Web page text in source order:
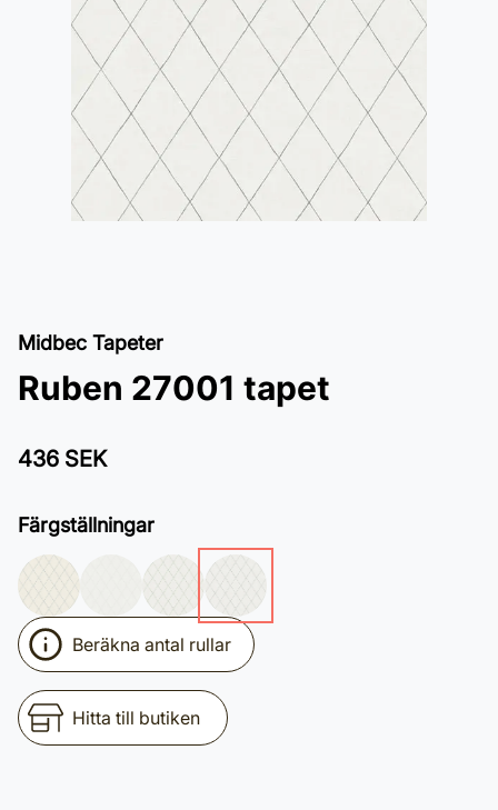
Midbec Tapeter
Ruben 27001 tapet
436 SEK
Färgställningar
Beräkna antal rullar
Hitta till butiken